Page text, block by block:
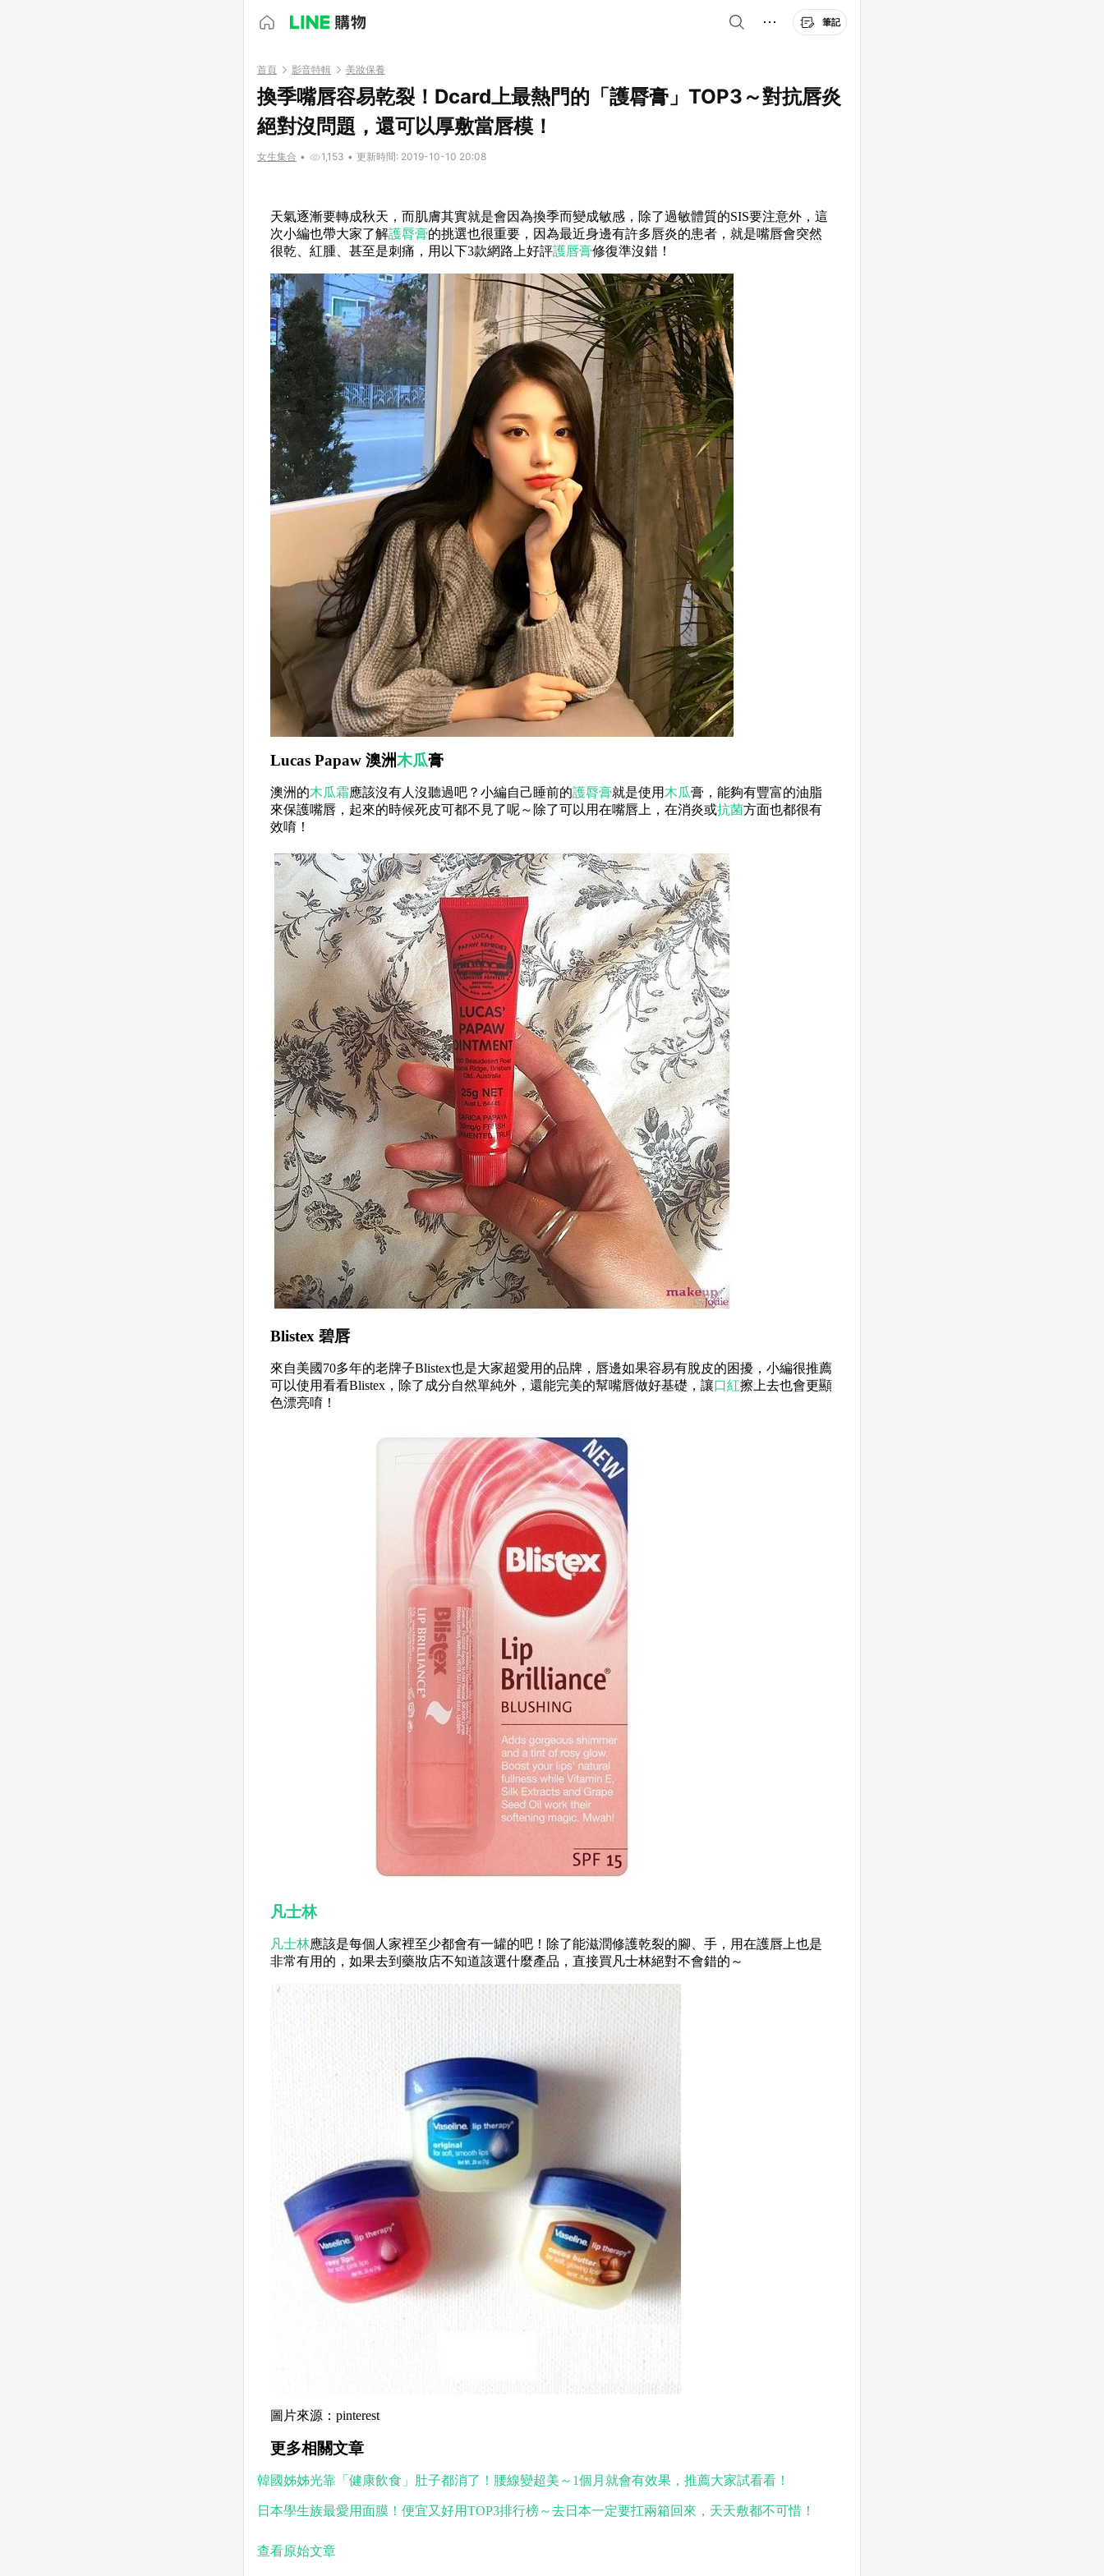
筆記
首頁 影音特輯 美妝保養
換季嘴唇容易乾裂！Dcard上最熱門的「護脣膏」TOP3～對抗唇炎
絕對沒問題，還可以厚敷當唇模！
女生集合 • 1,153 • 更新時間: 2019-10-10 20:08
天氣逐漸要轉成秋天，而肌膚其實就是會因為換季而變成敏感，除了過敏體質的SIS要注意外，這
次小編也帶大家了解護脣膏的挑選也很重要，因為最近身邊有許多唇炎的患者，就是嘴唇會突然
很乾、紅腫、甚至是刺痛，用以下3款網路上好評護唇膏修復準沒錯！
Lucas Papaw 澳洲木瓜膏
澳洲的木瓜霜應該沒有人沒聽過吧？小編自己睡前的護脣膏就是使用 木瓜膏，能夠有豐富的油脂
來保護嘴唇，起來的時候死皮可都不見了呢～除了可以用在嘴唇上，在消炎或抗菌方面也都很有
效唷！
Blistex 碧唇
來自美國70多年的老牌子Blistex也是大家超愛用的品牌，唇邊如果容易有脫皮的困擾，小編很推薦
可以使用看看Blistex，除了成分自然單純外，還能完美的幫嘴唇做好基礎，讓口紅擦上去也會更顯
色漂亮唷！
凡士林
凡士林應該是每個人家裡至少都會有一罐的吧！除了能滋潤修護乾裂的腳、手，用在護唇上也是
非常有用的，如果去到藥妝店不知道該選什麼產品，直接買凡士林絕對不會錯的～
圖片來源：pinterest
更多相關文章
韓國姊姊光靠「健康飲食」肚子都消了！腰線變超美～1個月就會有效果，推薦大家試看看！
日本學生族最愛用面膜！便宜又好用TOP3排行榜～去日本一定要扛兩箱回來，天天敷都不可惜！
查看原始文章